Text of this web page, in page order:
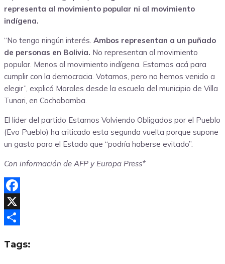
representa al movimiento popular ni al movimiento
indígena.
“No tengo ningún interés. Ambos representan a un puñado
de personas en Bolivia. No representan al movimiento
popular. Menos al movimiento indígena. Estamos acá para
cumplir con la democracia. Votamos, pero no hemos venido a
elegir”, explicó Morales desde la escuela del municipio de Villa
Tunari, en Cochabamba.
El líder del partido Estamos Volviendo Obligados por el Pueblo
(Evo Pueblo) ha criticado esta segunda vuelta porque supone
un gasto para el Estado que “podría haberse evitado”.
Con información de AFP y Europa Press*
Facebook
X
Tags: